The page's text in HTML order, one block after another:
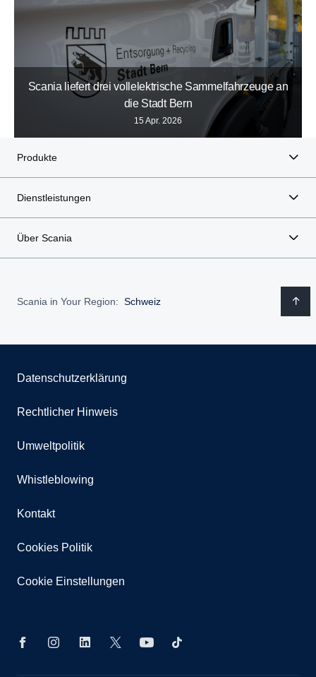
Scania liefert drei vollelektrische Sammelfahrzeuge an
die Stadt Bern
15 Apr. 2026
Produkte
Dienstleistungen
Über Scania
Scania in Your Region: Schweiz
Datenschutzerklärung
Rechtlicher Hinweis
Umweltpolitik
Whistleblowing
Kontakt
Cookies Politik
Cookie Einstellungen